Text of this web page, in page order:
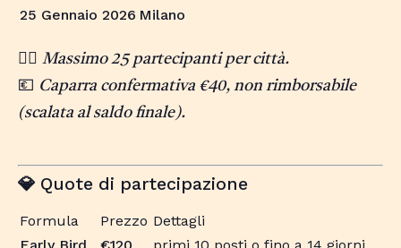
25 Gennaio 2026 Milano
🧘‍♀️ Massimo 25 partecipanti per città.
💶 Caparra confermativa €40, non rimborsabile
(scalata al saldo finale).
💎 Quote di partecipazione
Formula Prezzo Dettagli